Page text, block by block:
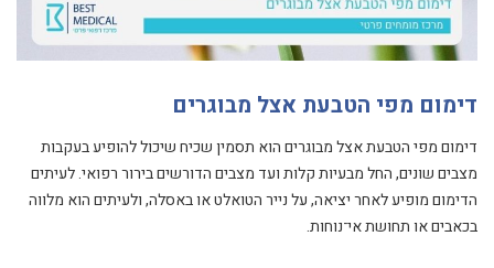
דימום מפי הטבעת אצל מבוגרים
דימום מפי הטבעת אצל מבוגרים הוא תסמין שכיח שיכול להופיע בעקבות
מצבים שונים, החל מבעיות קלות ועד מצבים הדורשים בירור רפואי. לעיתים
הדימום מופיע לאחר יציאה, על נייר הטואלט או באסלה, ולעיתים הוא מלווה
בכאבים או תחושת אי־נוחות.